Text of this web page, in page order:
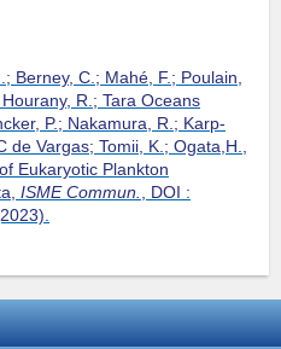
Berney, C.; Mahé, F.; Poulain,
R.; Tara Oceans
P.; Nakamura, R.; Karp-
de Vargas; Tomii, K.; Ogata,H.,
Eukaryotic Plankton
ISME Commun., DOI :